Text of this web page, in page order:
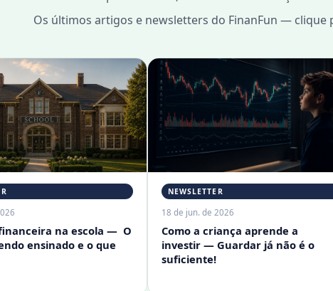
Os últimos artigos e newsletters do FinanFun — clique
na escola — O
ensinado e o que
NEWSLETTER
18 de jun. de 2026
Como a criança aprende a
investir — Guardar já não é o
suficiente!